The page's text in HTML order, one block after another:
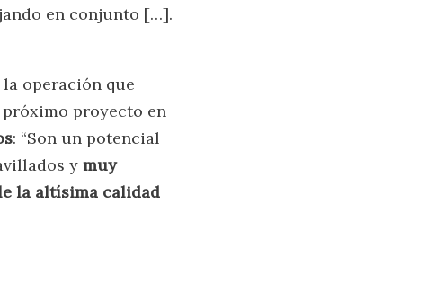
en conjunto […].
operación que
próximo proyecto en
: “Son un potencial
y muy
la altísima calidad